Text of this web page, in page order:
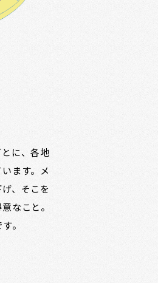
に、各地
ます。メ
、そこを
なこと。
。